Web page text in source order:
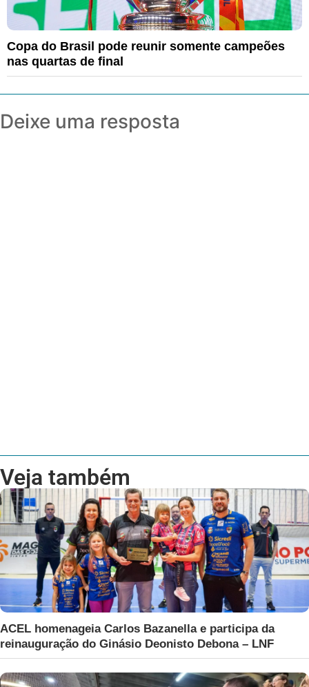
Copa do Brasil pode reunir somente campeões
nas quartas de final
Deixe uma resposta
Veja também
ACEL homenageia Carlos Bazanella e participa da
reinauguração do Ginásio Deonisto Debona – LNF